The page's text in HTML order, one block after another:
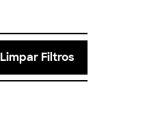
Limpar Filtros